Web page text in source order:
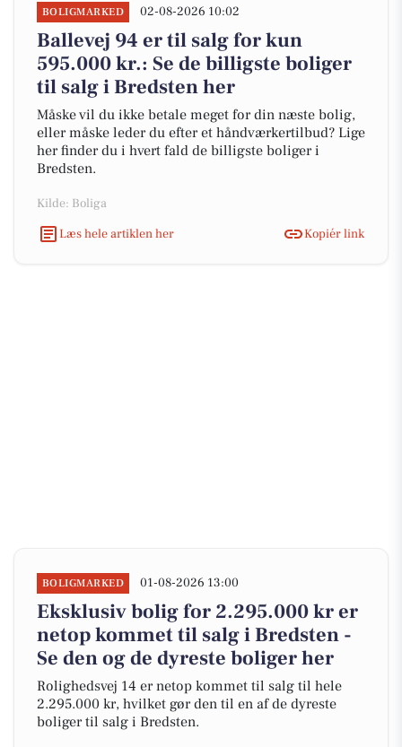
BOLIGMARKED 02-08-2026 10:02
Ballevej 94 er til salg for kun
595.000 kr.: Se de billigste boliger
til salg i Bredsten her
Måske vil du ikke betale meget for din næste bolig,
eller måske leder du efter et håndværkertilbud? Lige
her finder du i hvert fald de billigste boliger i
Bredsten.
Kilde: Boliga
Læs hele artiklen her
Kopiér link
BOLIGMARKED 01-08-2026 13:00
Eksklusiv bolig for 2.295.000 kr er
netop kommet til salg i Bredsten -
Se den og de dyreste boliger her
Rolighedsvej 14 er netop kommet til salg til hele
2.295.000 kr, hvilket gør den til en af de dyreste
boliger til salg i Bredsten.